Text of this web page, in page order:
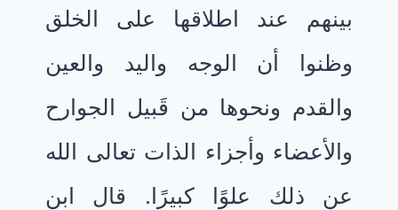
بينهم عند اطلاقها على الخلق
وظنوا أن الوجه واليد والعين
والقدم ونحوها من قَبيل الجوارح
والأعضاء وأجزاء الذات تعالى الله
عن ذلك علوًا كبيرًا. قال ابن